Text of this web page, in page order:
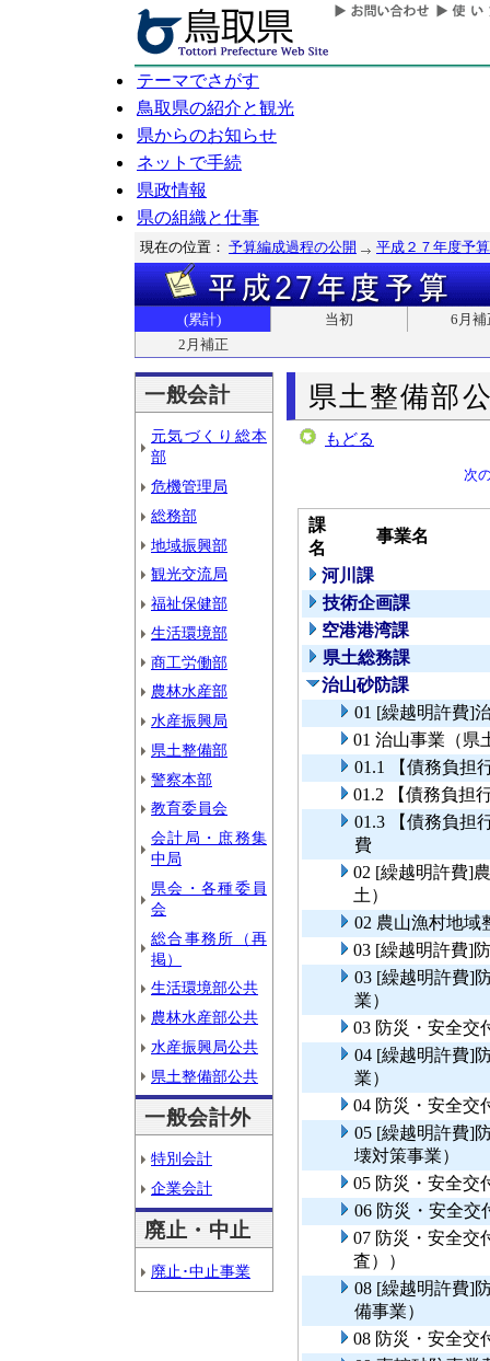
テーマでさがす
鳥取県の紹介と観光
県からのお知らせ
ネットで手続
県政情報
県の組織と仕事
現在の位置： 予算編成過程の公開 平成２７年度予算
(累計) 当初
6月補
2月補正
一般会計
元気づくり総本
部
危機管理局
総務部
地域振興部
観光交流局
福祉保健部
生活環境部
商工労働部
農林水産部
水産振興局
県土整備部
警察本部
教育委員会
会計局・庶務集
中局
県会・各種委員
会
総合事務所（再
掲）
生活環境部公共
農林水産部公共
水産振興局公共
県土整備部公共
一般会計外
特別会計
企業会計
廃止・中止
廃止･中止事業
県土整備部
もどる
次
課
名
事業名
河川課
技術企画課
空港港湾課
県土総務課
治山砂防課
01 [繰越明許費]
01 治山事業（県
01.1 【債務負担
01.2 【債務負担
01.3 【債務負担
費
02 [繰越明許費]
土）
02 農山漁村地域
03 [繰越明許費]
03 [繰越明許費]
業）
03 防災・安全交
04 [繰越明許費]
業）
04 防災・安全交
05 [繰越明許費]
壊対策事業）
05 防災・安全交
06 防災・安全交
07 防災・安全交
査））
08 [繰越明許費]
備事業）
08 防災・安全交